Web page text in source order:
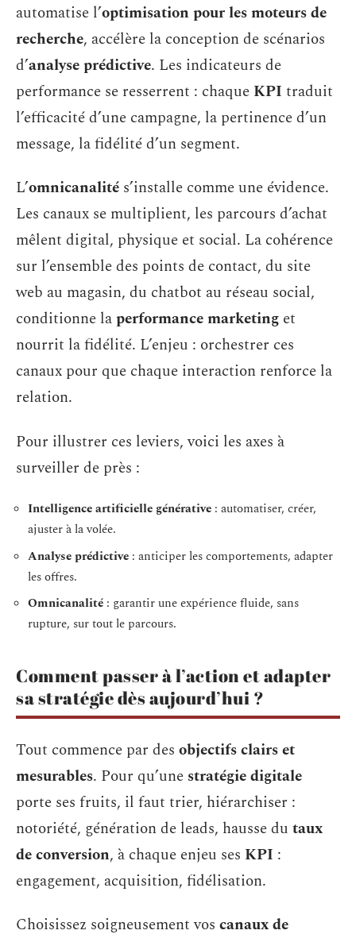
automatise l’optimisation pour les moteurs de
recherche, accélère la conception de scénarios
d’analyse prédictive. Les indicateurs de
performance se resserrent : chaque KPI traduit
l’efficacité d’une campagne, la pertinence d’un
message, la fidélité d’un segment.
L’omnicanalité s’installe comme une évidence.
Les canaux se multiplient, les parcours d’achat
mêlent digital, physique et social. La cohérence
sur l’ensemble des points de contact, du site
web au magasin, du chatbot au réseau social,
conditionne laperformance marketing et
nourrit la fidélité. L’enjeu : orchestrer ces
canaux pour que chaque interaction renforce la
relation.
Pour illustrer ces leviers, voici les axes à
surveiller de près :
Intelligence artificielle générative : automatiser, créer,
ajuster à la volée.
Analyse prédictive : anticiper les comportements, adapter
les offres.
Omnicanalité : garantir une expérience fluide, sans
rupture, sur tout le parcours.
Comment passer à l’action et adapter
sa stratégie dès aujourd’hui ?
Tout commence par des objectifs clairs et
mesurables. Pour qu’une stratégie digitale
porte ses fruits, il faut trier, hiérarchiser :
notoriété, génération de leads, hausse du taux
de conversion, à chaque enjeu ses KPI :
engagement, acquisition, fidélisation.
Choisissez soigneusement vos canaux de